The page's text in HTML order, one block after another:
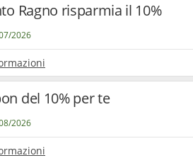
Ragno risparmia il 10%
2026
del 10% per te
2026